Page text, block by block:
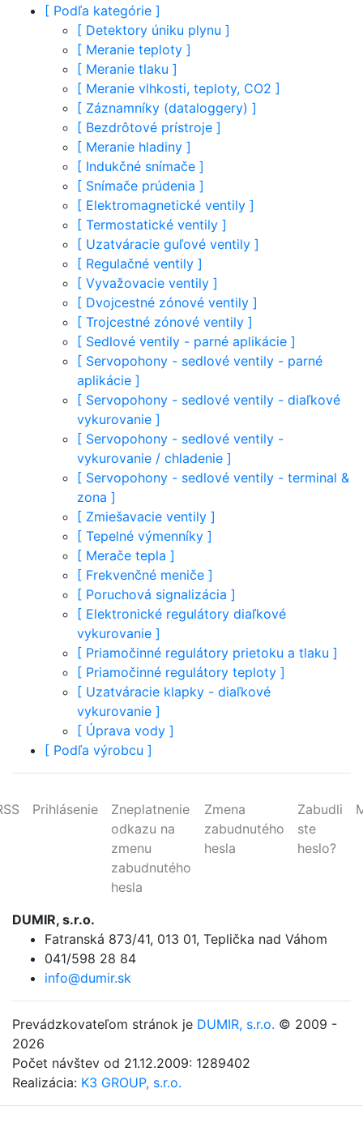
[ Podľa kategórie ]
[ Detektory úniku plynu ]
[ Meranie teploty ]
[ Meranie tlaku ]
[ Meranie vlhkosti, teploty, CO2 ]
[ Záznamníky (dataloggery) ]
[ Bezdrôtové prístroje ]
[ Meranie hladiny ]
[ Indukčné snímače ]
[ Snímače prúdenia ]
[ Elektromagnetické ventily ]
[ Termostatické ventily ]
[ Uzatváracie guľové ventily ]
[ Regulačné ventily ]
[ Vyvažovacie ventily ]
[ Dvojcestné zónové ventily ]
[ Trojcestné zónové ventily ]
[ Sedlové ventily - parné aplikácie ]
[ Servopohony - sedlové ventily - parné
aplikácie ]
[ Servopohony - sedlové ventily - diaľkové
vykurovanie ]
[ Servopohony - sedlové ventily -
vykurovanie / chladenie ]
[ Servopohony - sedlové ventily - terminal &
zona ]
[ Zmiešavacie ventily ]
[ Tepelné výmenníky ]
[ Merače tepla ]
[ Frekvenčné meniče ]
[ Poruchová signalizácia ]
[ Elektronické regulátory diaľkové
vykurovanie ]
[ Priamočinné regulátory prietoku a tlaku ]
[ Priamočinné regulátory teploty ]
[ Uzatváracie klapky - diaľkové
vykurovanie ]
[ Úprava vody ]
[ Podľa výrobcu ]
Prihlásenie
Zneplatnenie
odkazu na
zmenu
zabudnutého
hesla
Zmena
zabudnutého
hesla
Zabudli
ste
heslo?
DUMIR, s.r.o.
Fatranská 873/41, 013 01, Teplička nad Váhom
041/598 28 84
info@dumir.sk
Prevádzkovateľom stránok je DUMIR, s.r.o. © 2009 -
2026
Počet návštev od 21.12.2009: 1289402
Realizácia: K3 GROUP, s.r.o.